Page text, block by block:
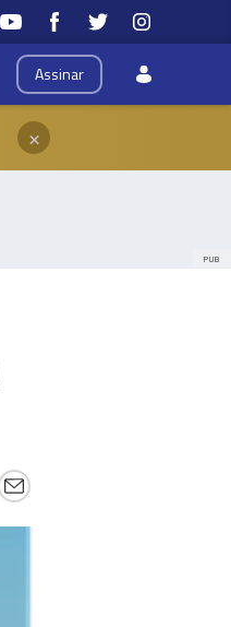
Assinar
×
PUB